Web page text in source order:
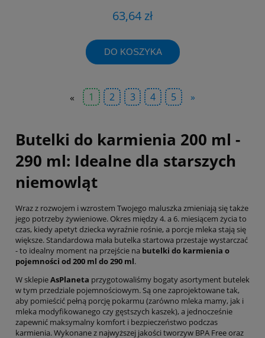
63,64 zł
DO KOSZYKA
« 1 2 3 4 5 »
Butelki do karmienia 200 ml -
290 ml: Idealne dla starszych
niemowląt
Wraz z rozwojem i wzrostem Twojego maluszka zmieniają się także
jego potrzeby żywieniowe. Okres między 4. a 6. miesiącem życia to
czas, kiedy apetyt dziecka wyraźnie rośnie, a porcje mleka stają się
większe. Standardowa mała butelka startowa przestaje wystarczać
- to idealny moment na przejście na butelki do karmienia o
pojemności od 200 ml do 290 ml.
W sklepieAsPlaneta przygotowaliśmy bogaty asortyment butelek
w tym przedziale pojemnościowym. Są one zaprojektowane tak,
aby pomieścić pełną porcję pokarmu (zarówno mleka mamy, jak i
mleka modyfikowanego czy gęstszych kaszek), a jednocześnie
zapewnić maksymalny komfort i bezpieczeństwo podczas
karmienia. Wykonane z najwyższej jakości tworzyw BPA Free oraz